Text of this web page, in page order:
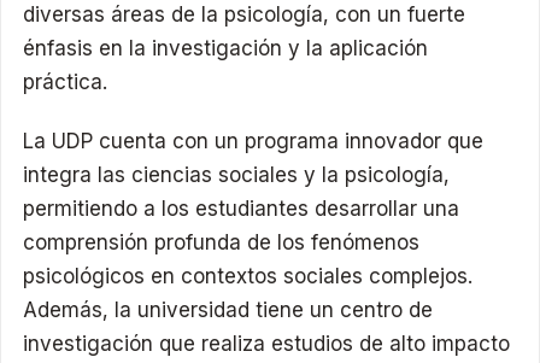
diversas áreas de la psicología, con un fuerte
énfasis en la investigación y la aplicación
práctica.
La UDP cuenta con un programa innovador que
integra las ciencias sociales y la psicología,
permitiendo a los estudiantes desarrollar una
comprensión profunda de los fenómenos
psicológicos en contextos sociales complejos.
Además, la universidad tiene un centro de
investigación que realiza estudios de alto impacto